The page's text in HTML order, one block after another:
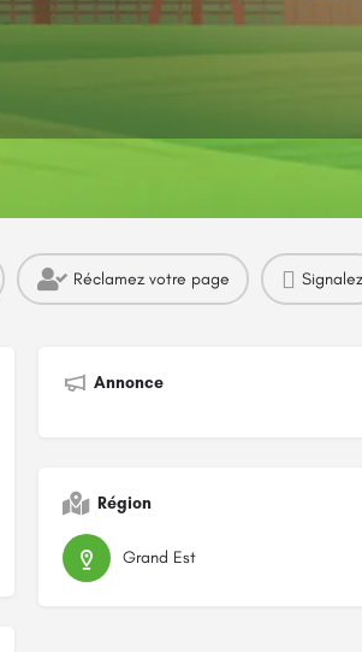
Réclamez votre page Signalez
Annonce
Région
Grand Est